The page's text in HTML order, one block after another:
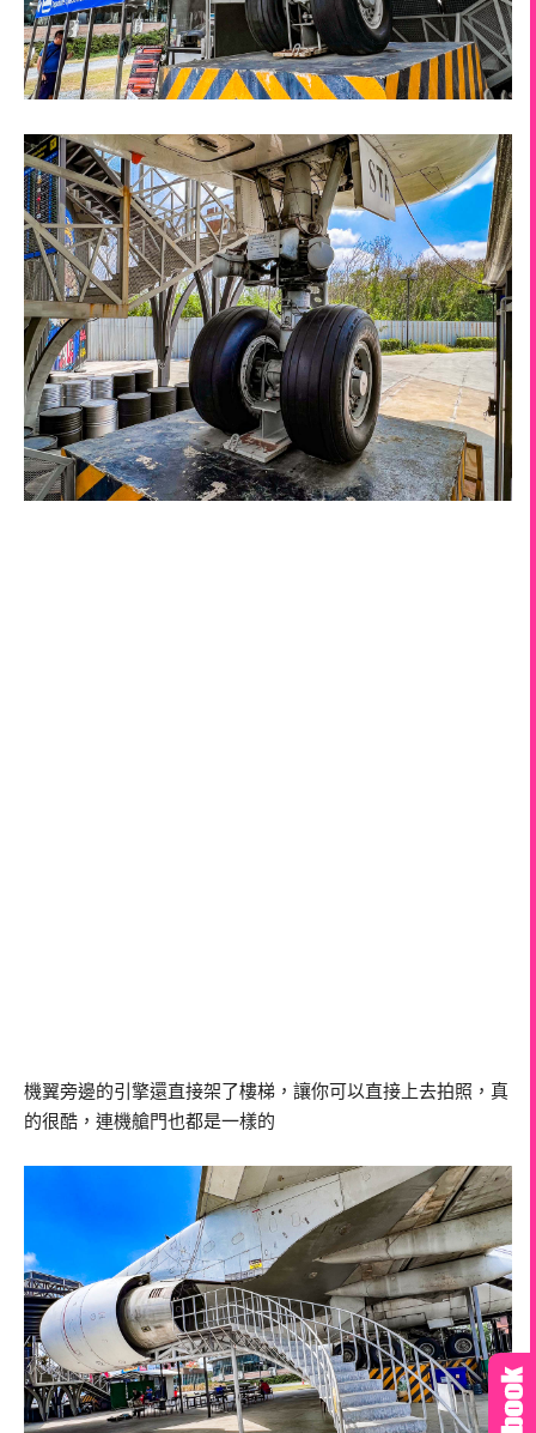
機翼旁邊的引擎還直接架了樓梯，讓你可以直接上去拍照，真
的很酷，連機艙門也都是一樣的